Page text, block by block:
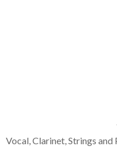
Vocal, Clarinet, Strings